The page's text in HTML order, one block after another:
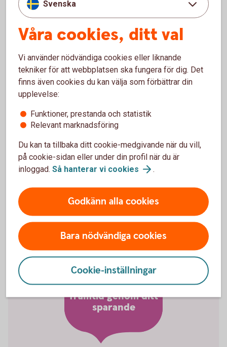
Om ditt företag tecknar Swedbank Pensionsplan till förmån
procent av den anställdes lön, dock max tio prisbasbelopp.
Se över basbelopp inför årsskiftet
Inför årsskiftet kan det vara bra att se över kommande
förändringar i basbelopp för att se om du behöver göra
justeringar.
Påverka planetens
framtid genom ditt
sparande
Svenska
Våra cookies, ditt val
Vi använder nödvändiga cookies eller liknande
tekniker för att webbplatsen ska fungera för dig. Det
finns även cookies du kan välja som förbättrar din
upplevelse:
Funktioner, prestanda och statistik
Relevant marknadsföring
Du kan ta tillbaka ditt cookie-medgivande när du vill,
på cookie-sidan eller under din profil när du är
inloggad. Så hanterar vi cookies .
Godkänn alla cookies
Bara nödvändiga cookies
Cookie-inställningar